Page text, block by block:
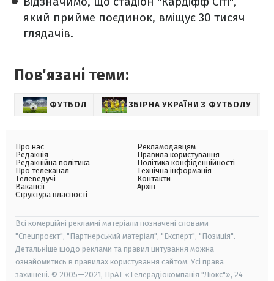
який прийме поєдинок, вміщує 30 тисяч
глядачів.
Пов'язані теми:
ФУТБОЛ ЗБІРНА УКРАЇНИ З ФУТБОЛУ
Про нас
Редакція
Редакційна політика
Про телеканал
Телеведучі
Вакансії
Структура власності
Рекламодавцям
Правила користування
Політика конфіденційності
Технічна інформація
Контакти
Архів
Всі комерційні рекламні матеріали позначені словами
"Спецпроєкт", "Партнерський матеріал", "Експерт", "Позиція".
Детальніше щодо реклами та правил цитування можна
ознайомитись в правилах користування сайтом. Усі права
захищені. © 2005—2021, ПрАТ «Телерадіокомпанія "Люкс"», 24